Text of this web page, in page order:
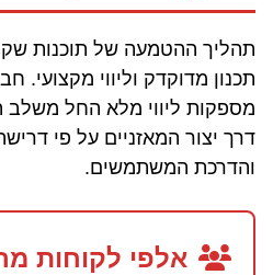
תהליך ההטמעה של תוכנות
תכנון מדוקדק וליווי מקצועי.
מספקות ליווי מלא החל משלב
דרך יצור המאזניים על פי
והדרכת המשתמשים.
אלפי לקוחות